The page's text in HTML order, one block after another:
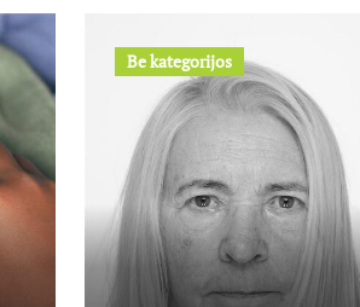
Be kategorijos